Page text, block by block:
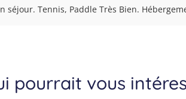
séjour. Tennis, Paddle Très Bien.
pourrait vous